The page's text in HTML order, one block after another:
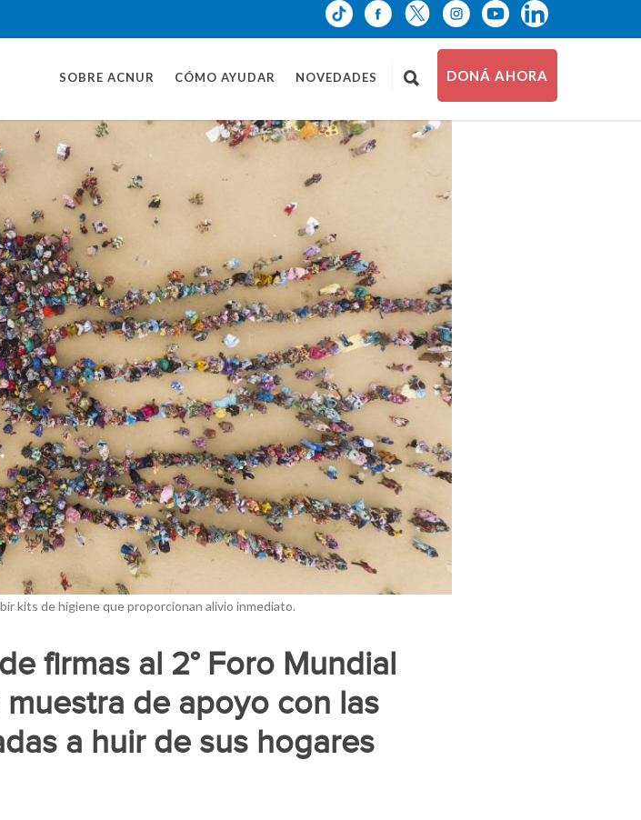
DONÁ AHORA
SOBRE ACNUR CÓMO AYUDAR NOVEDADES
kits de higiene que proporcionan alivio inmediato.
firmas al 2° Foro Mundial
de apoyo con las
a huir de sus hogares